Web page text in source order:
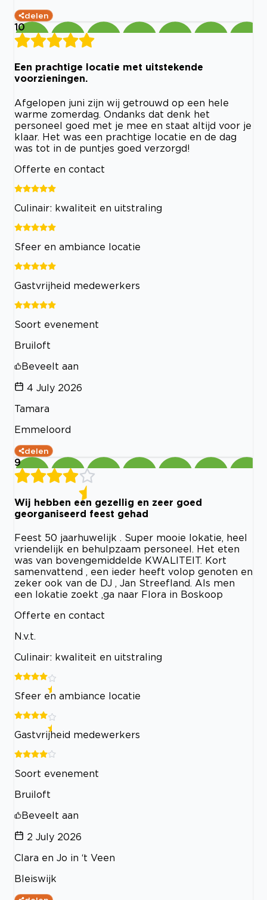
delen
10
Een prachtige locatie met uitstekende
voorzieningen.
Afgelopen juni zijn wij getrouwd op een hele
warme zomerdag. Ondanks dat denk het
personeel goed met je mee en staat altijd voor je
klaar. Het was een prachtige locatie en de dag
was tot in de puntjes goed verzorgd!
Offerte en contact
Culinair: kwaliteit en uitstraling
Sfeer en ambiance locatie
Gastvrijheid medewerkers
Soort evenement
Bruiloft
Beveelt aan
4 July 2026
Tamara
Emmeloord
delen
9
Wij hebben een gezellig en zeer goed
georganiseerd feest gehad
Feest 50 jaarhuwelijk . Super mooie lokatie, heel
vriendelijk en behulpzaam personeel. Het eten
was van bovengemiddelde KWALITEIT. Kort
samenvattend , een ieder heeft volop genoten en
zeker ook van de DJ , Jan Streefland. Als men
een lokatie zoekt ,ga naar Flora in Boskoop
Offerte en contact
N.v.t.
Culinair: kwaliteit en uitstraling
Sfeer en ambiance locatie
Gastvrijheid medewerkers
Soort evenement
Bruiloft
Beveelt aan
2 July 2026
Clara en Jo in ‘t Veen
Bleiswijk